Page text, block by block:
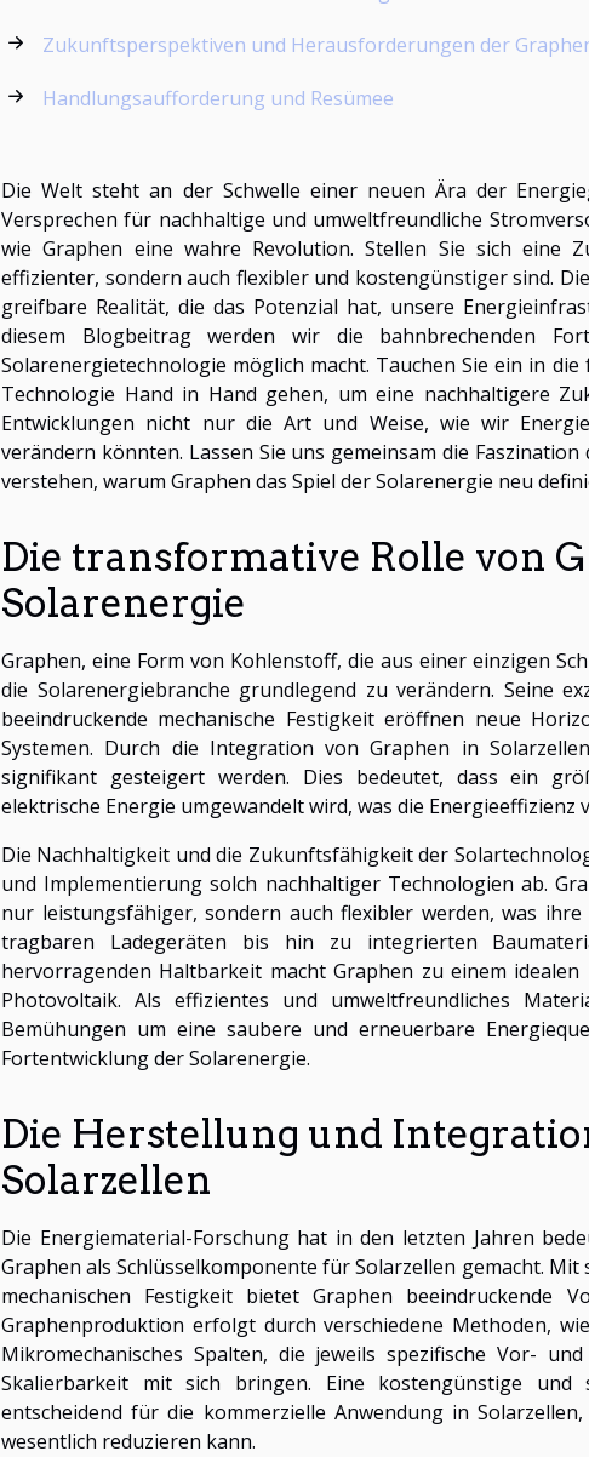
Zukunftsperspektiven und Herausforderungen der
Handlungsaufforderung und Resümee
Die Welt steht an der Schwelle einer neuen Ära der
Versprechen für nachhaltige und umweltfreundliche
wie Graphen eine wahre Revolution. Stellen Sie sich
effizienter, sondern auch flexibler und kostengünstiger sind.
greifbare Realität, die das Potenzial hat, unsere
diesem Blogbeitrag werden wir die bahnbrechenden
Solarenergietechnologie möglich macht. Tauchen Sie ein in
Technologie Hand in Hand gehen, um eine nachhaltigere
Entwicklungen nicht nur die Art und Weise, wie wir
verändern könnten. Lassen Sie uns gemeinsam die
verstehen, warum Graphen das Spiel der Solarenergie neu
Die transformative Rolle von
Solarenergie
Graphen, eine Form von Kohlenstoff, die aus einer einzigen
die Solarenergiebranche grundlegend zu verändern. Seine
beeindruckende mechanische Festigkeit eröffnen neue
Systemen. Durch die Integration von Graphen in
signifikant gesteigert werden. Dies bedeutet, dass ein
elektrische Energie umgewandelt wird, was die Energieeffizienz
Die Nachhaltigkeit und die Zukunftsfähigkeit der
und Implementierung solch nachhaltiger Technologien ab.
nur leistungsfähiger, sondern auch flexibler werden, was
tragbaren Ladegeräten bis hin zu integrierten
hervorragenden Haltbarkeit macht Graphen zu einem
Photovoltaik. Als effizientes und umweltfreundliches
Bemühungen um eine saubere und erneuerbare
Fortentwicklung der Solarenergie.
Die Herstellung und
Solarzellen
Die Energiematerial-Forschung hat in den letzten Jahren
Graphen als Schlüsselkomponente für Solarzellen gemacht.
mechanischen Festigkeit bietet Graphen beeindruckende
Graphenproduktion erfolgt durch verschiedene Methoden,
Mikromechanisches Spalten, die jeweils spezifische Vor-
Skalierbarkeit mit sich bringen. Eine kostengünstige
entscheidend für die kommerzielle Anwendung in
wesentlich reduzieren kann.